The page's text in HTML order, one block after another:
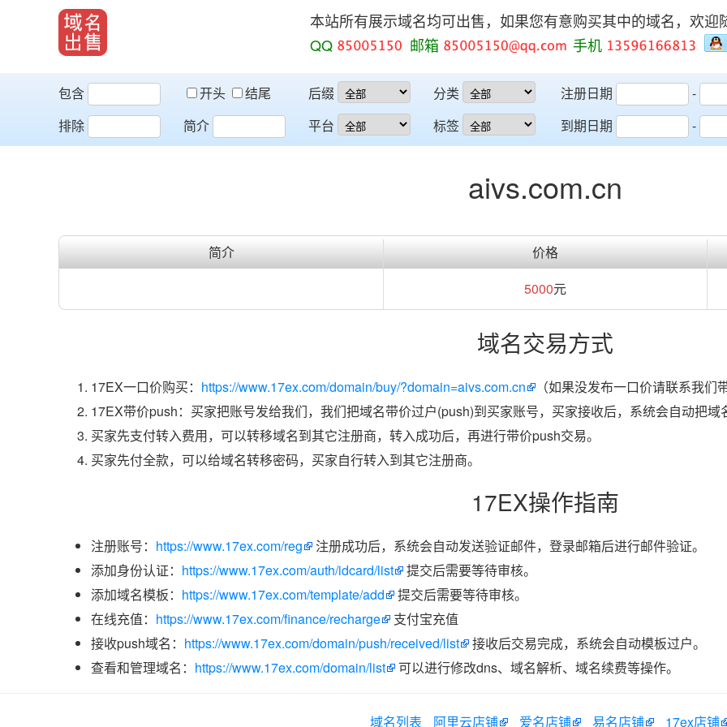
本站所有展示域名均可出售，如果您有意购买其中的域名，欢迎
QQ
邮箱 手机
包含 开头
结尾
排除
简介
后缀
平台
分类
标签
注册日期
-
到期日期
-
aivs.com.cn
简介 价格
5000元
域名交易方式
17EX一口价购买： https://www.17ex.com/domain/buy/?domain=aivs.com.cn
（如果没发布一口价请联系我们
17EX带价push：买家把账号发给我们，我们把域名带价过户(push)到买家账号，买家接收后，系统会自动把域
买家先支付转入费用，可以转移域名到其它注册商，转入成功后，再进行带价push交易。
买家先付全款，可以给域名转移密码，买家自行转入到其它注册商。
17EX操作指南
注册账号： https://www.17ex.com/reg
注册成功后，系统会自动发送验证邮件，登录邮箱后进行邮件验证。
添加身份认证： https://www.17ex.com/auth/idcard/list
提交后需要等待审核。
添加域名模板： https://www.17ex.com/template/add
提交后需要等待审核。
在线充值： https://www.17ex.com/finance/recharge
支付宝充值
接收push域名： https://www.17ex.com/domain/push/received/list
接收后交易完成，系统会自动模板过户。
查看和管理域名： https://www.17ex.com/domain/list 可以进行修改dns、域名解析、域名续费等操作。
域名列表 阿里云店铺 爱名店铺 易名店铺 17ex店铺